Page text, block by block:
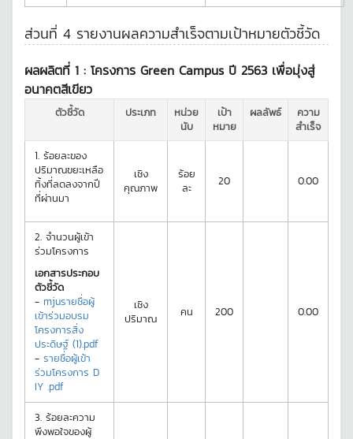
ส่วนที่ 4 รายงานผลความสำเร็จตามเป้าหมายตัวชี้วัด
ผลผลิตที่ 1 : โครงการ Green Campus ปี 2563 เพื่อมุ่งสู่
อนาคตสีเขียว
ตัวชี้วัด ประเภท
หน่วย
นับ
เป้า
หมาย
ผลลัพธ์
ความ
สำเร็จ
1. ร้อยละของ
ปริมาณขยะเหลือ
ทิ้งที่ลดลงจากปี
ที่ผ่านมา
เชิง
คุณภาพ
ร้อย
ละ
20 0.00
2. จำนวนผู้เข้า
ร่วมโครงการ
เอกสารประกอบ
ตัวชี้วัด
- mjuรายชื่อผู้
เข้าร่วมอบรม
โครงการสิ่ง
ประดิษฐ์ (1).pdf
- รายชื่อผู้เข้า
ร่วมโครงการ D
IY .pdf
เชิง
ปริมาณ
คน 200 0.00
3. ร้อยละความ
พึงพอใจของผู้